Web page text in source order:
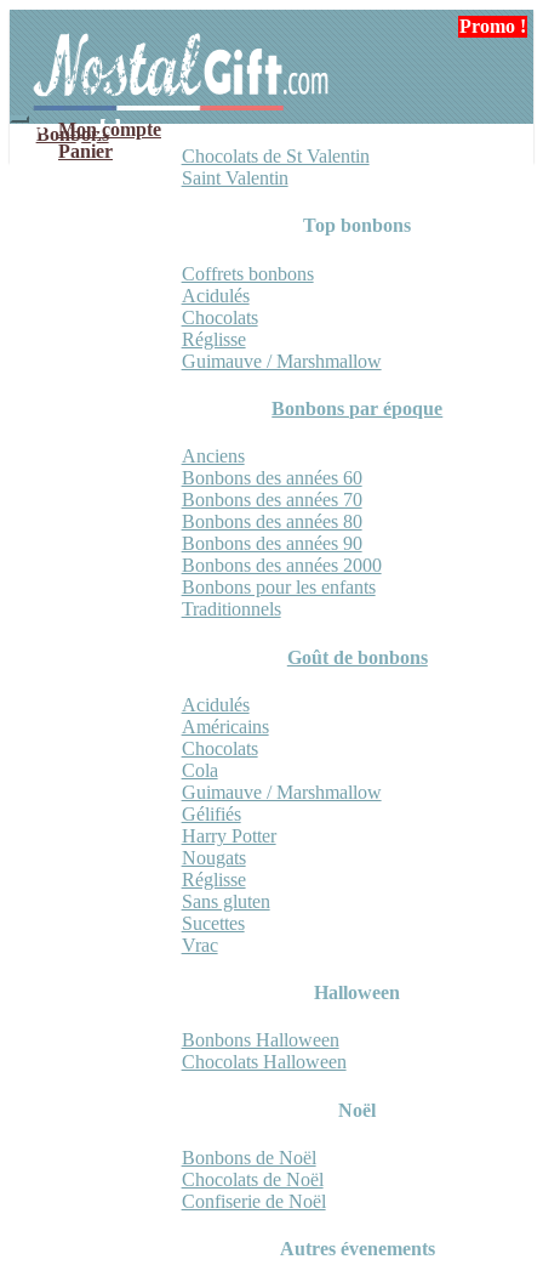
navigation
contenu
Mon compte
Panier
Bonbons
Chocolats de St Valentin
Saint Valentin
Top bonbons
Coffrets bonbons
Acidulés
Chocolats
Réglisse
Guimauve / Marshmallow
Bonbons par époque
Anciens
Bonbons des années 60
Bonbons des années 70
Bonbons des années 80
Bonbons des années 90
Bonbons des années 2000
Bonbons pour les enfants
Traditionnels
Goût de bonbons
Acidulés
Américains
Chocolats
Cola
Guimauve / Marshmallow
Gélifiés
Harry Potter
Nougats
Réglisse
Sans gluten
Sucettes
Vrac
Halloween
Bonbons Halloween
Chocolats Halloween
Noël
Bonbons de Noël
Chocolats de Noël
Confiserie de Noël
Autres évenements
Promo !